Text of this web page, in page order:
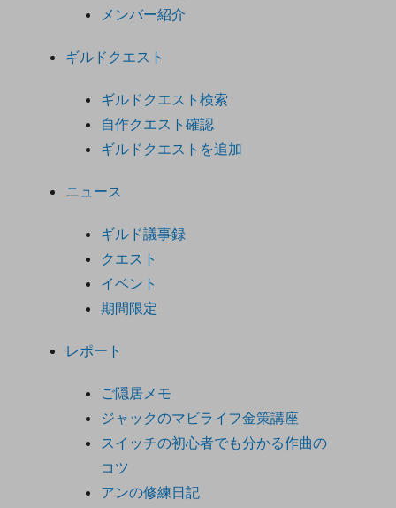
メンバー紹介
ギルドクエスト
ギルドクエスト検索
自作クエスト確認
ギルドクエストを追加
ニュース
ギルド議事録
クエスト
イベント
期間限定
レポート
ご隠居メモ
ジャックのマビライフ金策講座
スイッチの初心者でも分かる作曲の
コツ
アンの修練日記